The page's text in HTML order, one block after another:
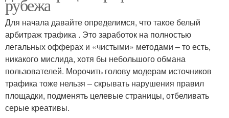
рубежа
Для начала давайте определимся, что такое белый
арбитраж трафика . Это заработок на полностью
легальных офферах и «чистыми» методами – то есть,
никакого мислида, хотя бы небольшого обмана
пользователей. Морочить голову модерам источников
трафика тоже нельзя – скрывать нарушения правил
площадки, подменять целевые страницы, отбеливать
серые креативы.